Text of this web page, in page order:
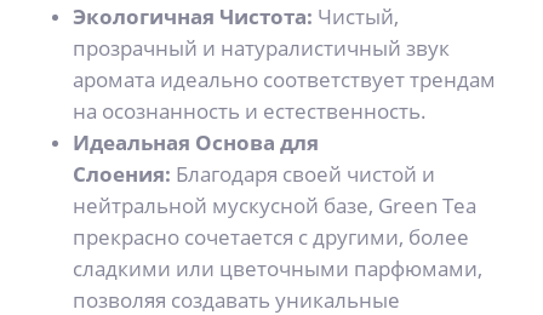
Экологичная Чистота: Чистый,
прозрачный и натуралистичный звук
аромата идеально соответствует трендам
на осознанность и естественность.
Идеальная Основа для
Слоения: Благодаря своей чистой и
нейтральной мускусной базе, Green Tea
прекрасно сочетается с другими, более
сладкими или цветочными парфюмами,
позволяя создавать уникальные